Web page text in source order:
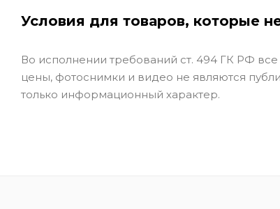
Условия для товаров, которые
Во исполнении требований ст. 494 ГК РФ
цены, фотоснимки и видео не являются
только информационный характер.